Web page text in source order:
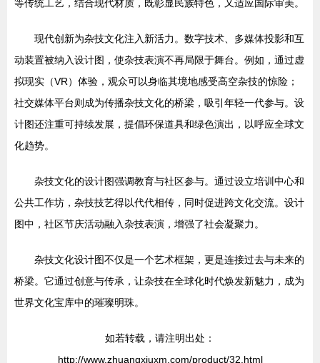
等传统工艺，结合现代材质，既彰显民族特色，又适应国际审美。
现代创新为杂技文化注入新活力。数字技术、多媒体投影和互
动装置被纳入设计图，使杂技表演不再局限于舞台。例如，通过虚
拟现实（VR）体验，观众可以身临其境地感受高空杂技的惊险；
社交媒体平台则成为传播杂技文化的桥梁，吸引年轻一代参与。设
计图还注重可持续发展，提倡环保道具和绿色演出，以呼应全球文
化趋势。
杂技文化的设计图强调教育与社区参与。通过设立培训中心和
公共工作坊，杂技技艺得以代代相传，同时促进跨文化交流。设计
图中，社区节庆活动融入杂技表演，增强了社会凝聚力。
杂技文化设计图不仅是一个艺术框架，更是连接过去与未来的
桥梁。它通过创意与传承，让杂技在全球化时代焕发新魅力，成为
世界文化宝库中的璀璨明珠。
如若转载，请注明出处：
http://www.zhuangxiuxm.com/product/32.html